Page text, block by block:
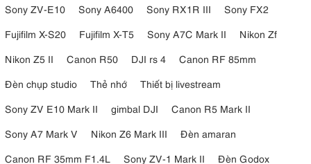
Sony ZV-E10
Sony A6400 Sony RX1R III
Sony FX2
Fujifilm X-S20
Fujifilm X-T5 Sony A7C Mark II
Nikon Zf
Nikon Z5 II
Canon R50 DJI rs 4
Canon RF 85mm
Đèn chụp studio
Thẻ nhớ
Thiết bị livestream
Sony ZV E10 Mark II
gimbal DJI
Canon R5 Mark II
Sony A7 Mark V
Nikon Z6 Mark III
Đèn amaran
Canon RF 35mm F1.4L
Sony ZV-1 Mark II
Đèn Godox